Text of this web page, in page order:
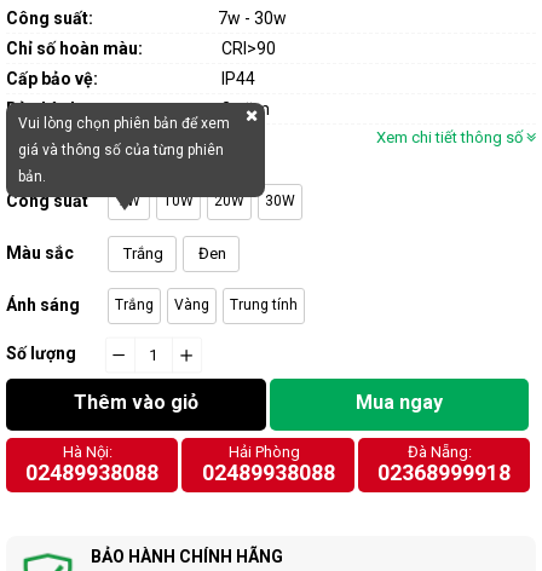
​​​​​​Công suất:
7w - 30w
Chỉ số hoàn màu:
CRI>90
Cấp bảo vệ:
IP44
Bảo hành:
2 năm
Xem chi tiết thông số
Vui lòng chọn phiên bản để xem
giá và thông số của từng phiên
bản.
Công suất 7W 10W 20W 30W
Màu sắc Trắng Đen
Ánh sáng Trắng Vàng Trung tính
Số lượng
Thêm vào giỏ Mua ngay
Hà Nội:
02489938088
Hải Phòng
02489938088
Đà Nẵng:
02368999918
BẢO HÀNH CHÍNH HÃNG